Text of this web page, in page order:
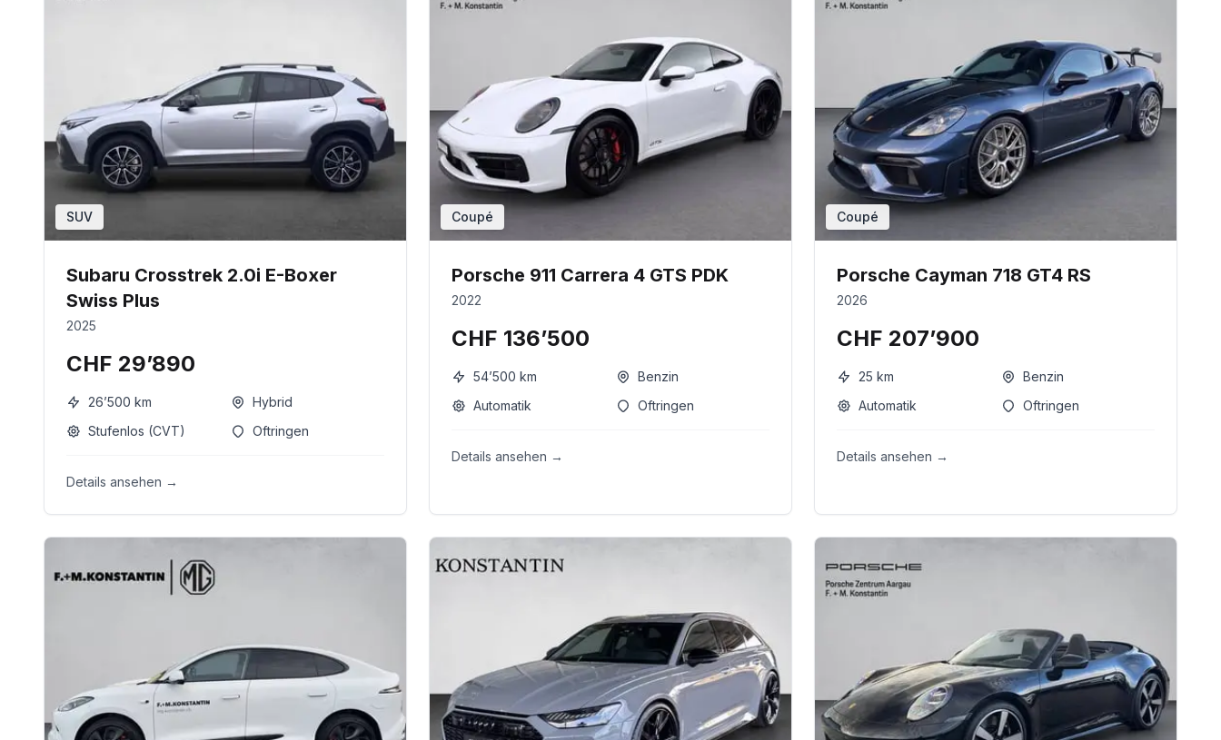
SUV
Subaru Crosstrek 2.0i E-Boxer
Swiss Plus
2025
CHF 29’890
26’500 km
Hybrid
Stufenlos (CVT)
Oftringen
Details ansehen →
Coupé
Porsche 911 Carrera 4 GTS PDK
2022
CHF 136’500
54’500 km
Benzin
Automatik
Oftringen
Details ansehen →
Coupé
Porsche Cayman 718 GT4 RS
2026
CHF 207’900
25 km
Benzin
Automatik
Oftringen
Details ansehen →